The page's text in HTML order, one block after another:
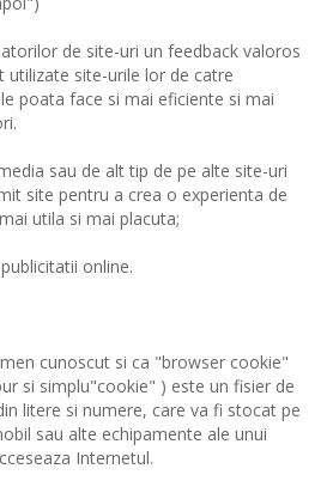
de site-uri un feedback valoros
utilizate site-urile lor de catre
poata face si mai eficiente si mai
sau de alt tip de pe alte site-uri
site pentru a crea o experienta de
utila si mai placuta;
online.
cunoscut si ca "browser cookie"
si simplu"cookie" ) este un fisier de
litere si numere, care va fi stocat pe
sau alte echipamente ale unui
Internetul.